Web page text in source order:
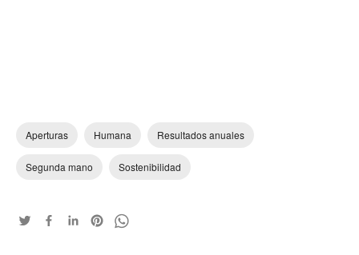
Aperturas Humana Resultados anuales
Segunda mano Sostenibilidad